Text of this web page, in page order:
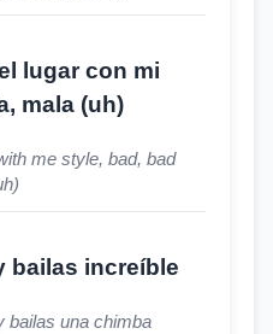
lugar con mi
mala (uh)
me style, bad, bad
bailas increíble
bailas una chimba